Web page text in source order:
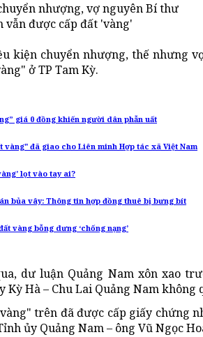
nhượng, vợ nguyên Bí thư
vẫn được cấp đất 'vàng'
kiện chuyển nhượng, thế nhưng
ở TP Tam Kỳ.
giá 0 đồng khiến người dân phẫn uất
vàng" đã giao cho Liên minh Hợp tác xã Việt Nam
lọt vào tay ai?
bủa vây: Thông tin hợp đồng thuê bị bưng bít
vàng bỗng dưng ‘chống nạng’
dư luận Quảng Nam xôn xao
Kỳ Hà – Chu Lai Quảng Nam không
trên đã được cấp giấy chứng
ủy Quảng Nam – ông Vũ Ngọc